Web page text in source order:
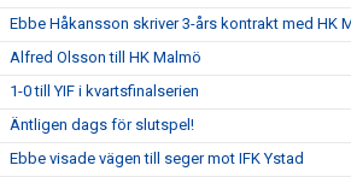
Ebbe Håkansson skriver 3-års kontrakt med HK
Alfred Olsson till HK Malmö
1-0 till YIF i kvartsfinalserien
Äntligen dags för slutspel!
Ebbe visade vägen till seger mot IFK Ystad